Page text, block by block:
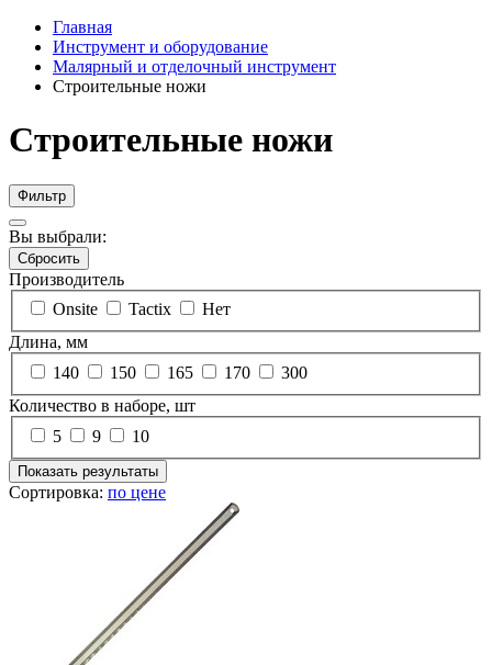
Главная
Инструмент и оборудование
Малярный и отделочный инструмент
Строительные ножи
Строительные ножи
Фильтр
Вы выбрали:
Сбросить
Производитель
Onsite
Tactix
Нет
Длина, мм
140
150 165 170
300
Количество в наборе, шт
5
9 10
Показать результаты
Сортировка: по цене